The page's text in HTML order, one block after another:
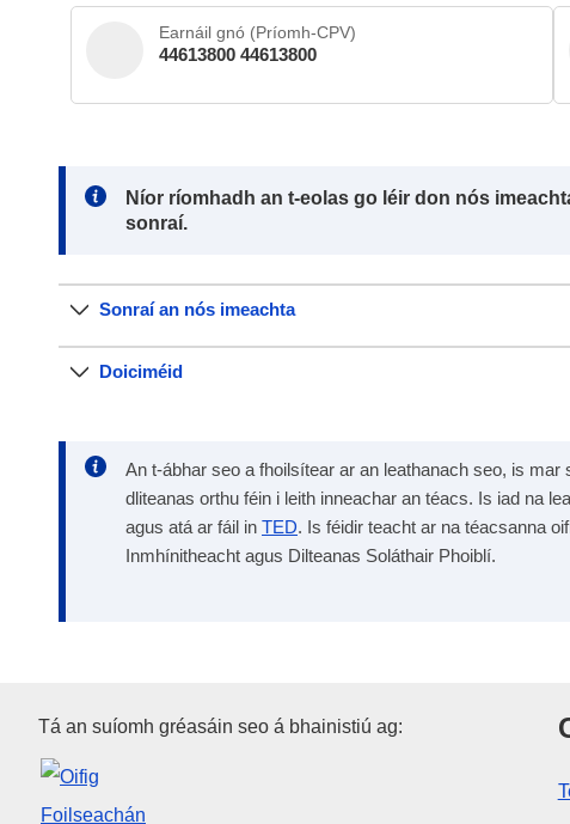
Earnáil gnó (Príomh-CPV)
44613800 44613800
Note:
Níor ríomhadh an t-eolas go léir don nós
sonraí.
Sonraí an nós imeachta
Doiciméid
An t-ábhar seo a fhoilsítear ar an leathanach seo, is
dliteanas orthu féin i leith inneachar an téacs. Is iad na
agus atá ar fáil in TED. Is féidir teacht ar na téacsanna
Inmhínitheacht agus Dilteanas Soláthair Phoiblí.
Oifig Foilseachán an Aontais
Tá an suíomh gréasáin seo á bhainistiú ag: